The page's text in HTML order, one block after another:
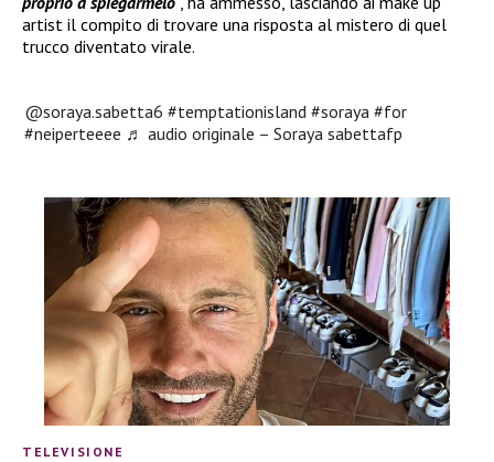
artist il compito di trovare una risposta al mistero di quel
trucco diventato virale.
@soraya.sabetta6 #temptationisland #soraya #for
#neiperteeee ♬ audio originale – Soraya sabettafp
TELEVISIONE